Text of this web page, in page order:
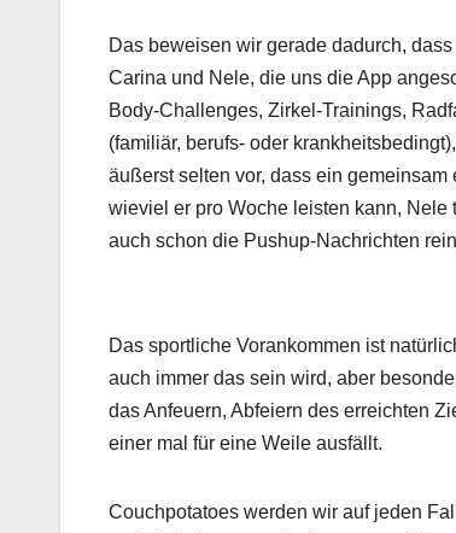
Das beweisen wir gerade dadurch,
Carina und Nele, die uns die App
Body-Challenges, Zirkel-Trainings,
(familiär, berufs- oder
äußerst selten vor, dass ein
wieviel er pro Woche leisten kann, Nele
auch schon die Pushup-Nachrichten
Das sportliche Vorankommen ist
auch immer das sein wird, aber
das Anfeuern, Abfeiern des erreichten
einer mal für eine Weile ausfällt.
Couchpotatoes werden wir auf jeden